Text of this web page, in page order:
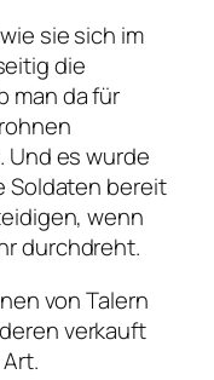
sie sich im
die
man da für
Und es wurde
Soldaten bereit
wenn
durchdreht.
von Talern
verkauft